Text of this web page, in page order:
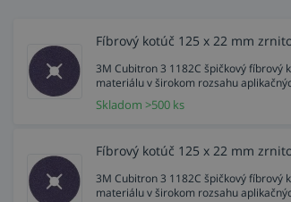
Fíbrový kotúč 125 x 22 mm
3M Cubitron 3 1182C špičkový fíbrový
materiálu v širokom rozsahu
Skladom >500 ks
Fíbrový kotúč 125 x 22 mm
3M Cubitron 3 1182C špičkový fíbrový
materiálu v širokom rozsahu